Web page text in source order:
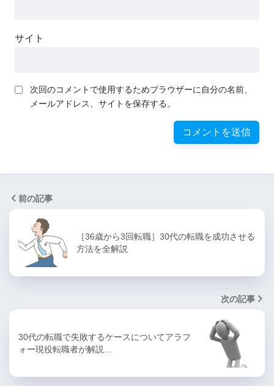
サイト
次回のコメントで使用するためブラウザーに自分の名前、
メールアドレス、サイトを保存する。
前の記事
［36歳から3回転職］30代の転職を成功させる
方法を全解説
次の記事
30代の転職で失敗するケースについてアラフ
ォー現役転職者が解説…